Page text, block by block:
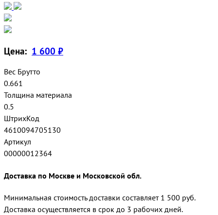
Цена: 1 600 ₽
Вес Брутто
0.661
Толщина материала
0.5
ШтрихКод
4610094705130
Артикул
00000012364
Доставка по Москве и Московской обл.
Минимальная стоимость доставки составляет 1 500 руб.
Доставка осуществляется в срок до 3 рабочих дней.